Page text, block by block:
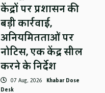
केंद्रों पर प्रशासन की
बड़ी कार्रवाई,
अनियमितताओं पर
नोटिस, एक केंद्र सील
करने के निर्देश
07 Aug, 2026 Khabar Dose
Desk